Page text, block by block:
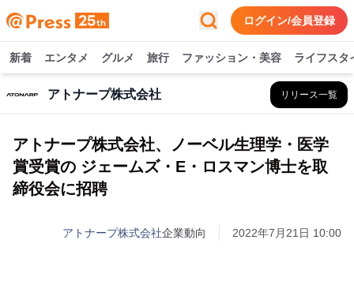
ログイン/会員登録
新着 エンタメ グルメ 旅行 ファッション・美容 ライフスタ
アトナープ株式会社 リリース一覧
アトナープ株式会社、ノーベル生理学・医学
賞受賞の ジェームズ・E・ロスマン博士を取
締役会に招聘
アトナープ株式会社企業動向 2022年7月21日 10:00